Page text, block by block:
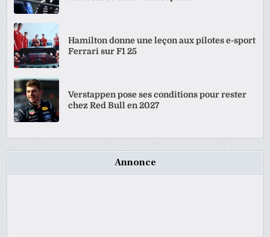
Hamilton donne une leçon aux pilotes e-sport
Ferrari sur F1 25
Verstappen pose ses conditions pour rester
chez Red Bull en 2027
Annonce